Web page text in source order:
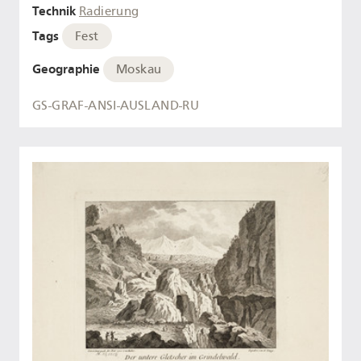
Technik Radierung
Tags Fest
Geographie Moskau
GS-GRAF-ANSI-AUSLAND-RU